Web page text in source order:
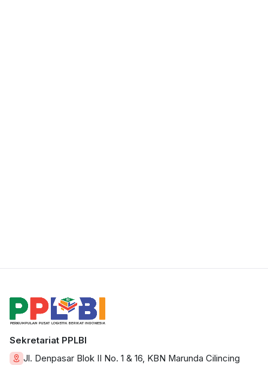
Sekretariat PPLBI
Jl. Denpasar Blok II No. 1 & 16, KBN Marunda Cilincing